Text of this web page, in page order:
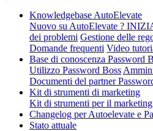
Knowledgebase AutoElevate
Nuovo su AutoElevate ?
dei problemi Gestione delle
Domande frequenti Video
Base di conoscenza Password
Utilizzo Password Boss
Documenti del partner
Kit di strumenti di marketing
Kit di strumenti per il
Changelog per Autoelevate e
Stato attuale